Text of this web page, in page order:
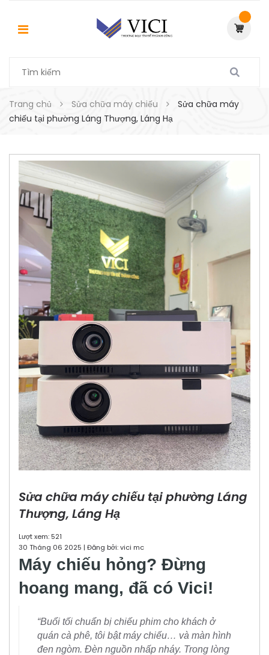
Trang chủ Sửa chữa máy chiếu
Sửa chữa máy
chiếu tại phường Láng Thượng, Láng Hạ
Sửa chữa máy chiếu tại phường Láng
Thượng, Láng Hạ
Lượt xem: 521
30 Tháng 06 2025 | Đăng bởi: vici mc
Máy chiếu hỏng? Đừng
hoang mang, đã có Vici!
“Buổi tối chuẩn bị chiếu phim cho khách ở
quán cà phê, tôi bật máy chiếu… và màn hình
đen ngòm. Đèn nguồn nhấp nháy. Trong lòng